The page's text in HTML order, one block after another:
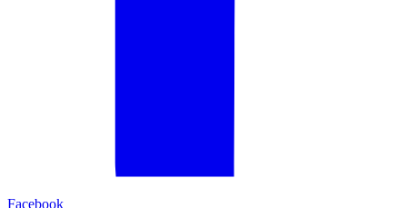
Facebook